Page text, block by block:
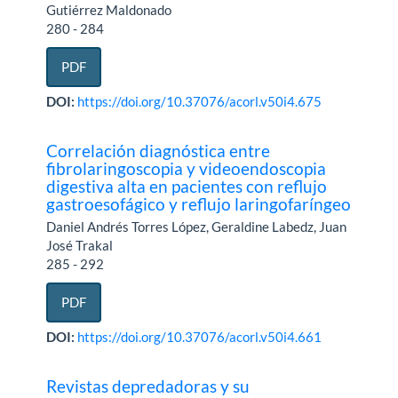
Gutiérrez Maldonado
280 - 284
PDF
DOI: https://doi.org/10.37076/acorl.v50i4.675
Correlación diagnóstica entre
fibrolaringoscopia y videoendoscopia
digestiva alta en pacientes con reflujo
gastroesofágico y reflujo laringofaríngeo
Daniel Andrés Torres López, Geraldine Labedz, Juan
José Trakal
285 - 292
PDF
DOI: https://doi.org/10.37076/acorl.v50i4.661
Revistas depredadoras y su